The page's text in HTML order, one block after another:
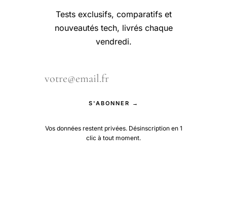
Tests exclusifs, comparatifs et
nouveautés tech, livrés chaque
vendredi.
S'ABONNER →
Vos données restent privées. Désinscription en 1
clic à tout moment.